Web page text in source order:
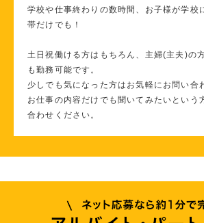
学校や仕事終わりの数時間、お子様が学校
帯だけでも！
土日祝働ける方はもちろん、主婦(主夫)の
も勤務可能です。
少しでも気になった方はお気軽にお問い合
お仕事の内容だけでも聞いてみたいという
合わせください。